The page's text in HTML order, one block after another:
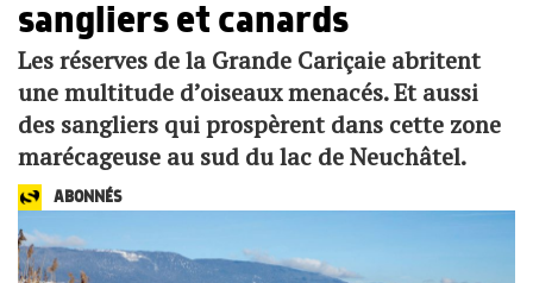
sangliers et canards
Les réserves de la Grande Cariçaie abritent
une multitude d’oiseaux menacés. Et aussi
des sangliers qui prospèrent dans cette zone
marécageuse au sud du lac de Neuchâtel.
ABONNÉS